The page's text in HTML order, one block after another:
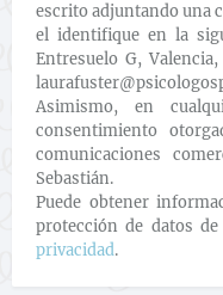
escrito adjuntando una
el identifique en la
Entresuelo G,
Asimismo, en
consentimiento
comunicaciones
Sebastián.
Puede obtener
protección de datos
privacidad.